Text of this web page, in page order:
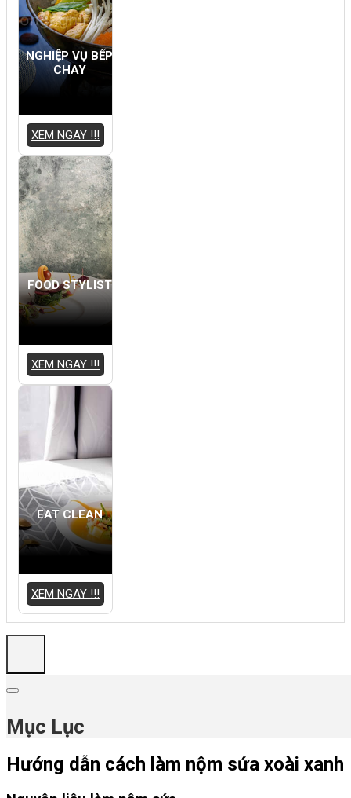
NGHIỆP VỤ BẾP
CHAY
XEM NGAY !!!
FOOD STYLIST
XEM NGAY !!!
EAT CLEAN
XEM NGAY !!!
Mục Lục
Hướng dẫn cách làm nộm sứa xoài xanh